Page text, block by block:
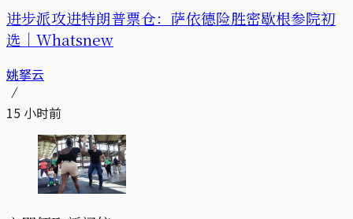
进步派攻进特朗普票仓：萨依德险胜密歇根参院初
选｜Whatsnew
姚拏云
15 小时前